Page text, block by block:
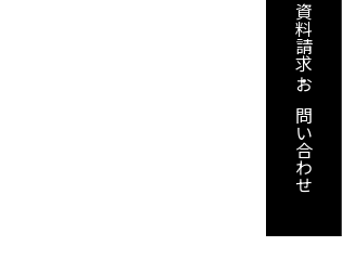
資料請求・お問い合わせ